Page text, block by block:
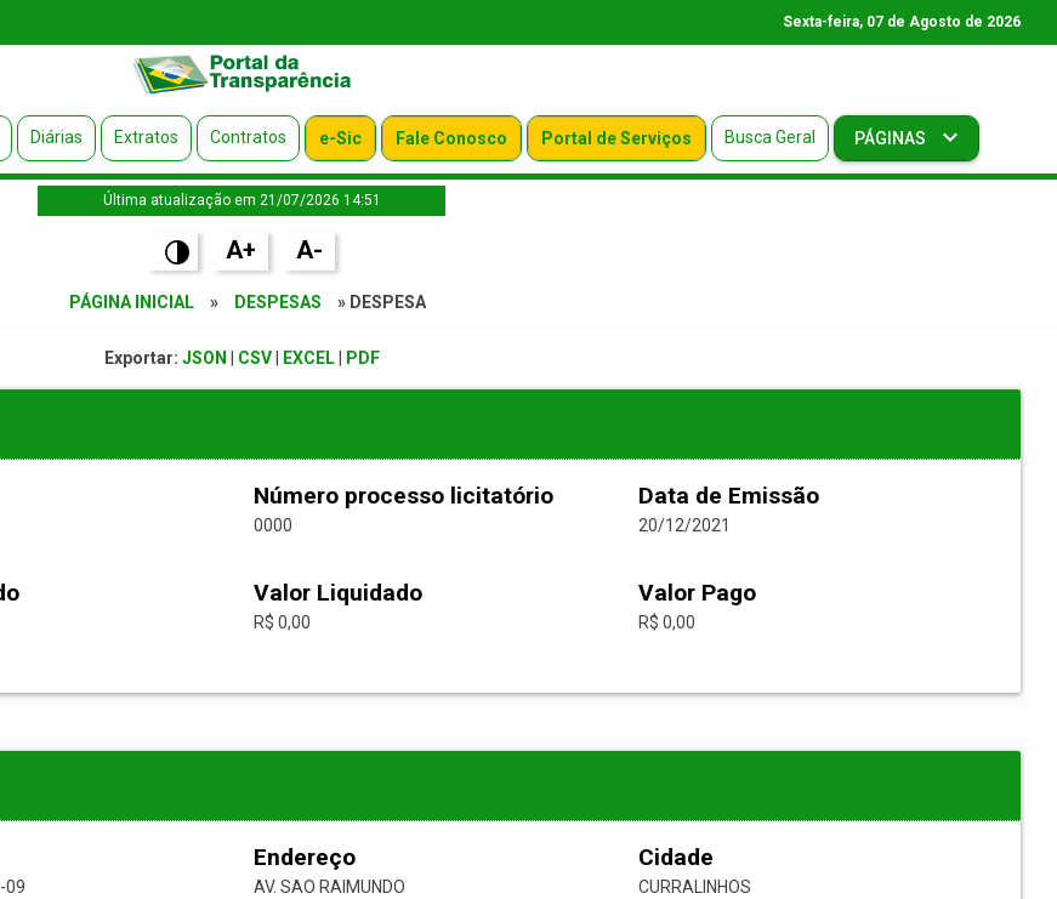
Sexta-feira, 07 de Agosto de 2026
Diárias Extratos Contratos e-Sic Fale Conosco Portal de Serviços Busca Geral PÁGINAS
Última atualização em 21/07/2026 14:51
A+ A-
PÁGINA INICIAL » DESPESAS » DESPESA
Exportar: JSON CSV| EXCEL| PDF
Número processo licitatório
0000
Data de Emissão
20/12/2021
Valor Liquidado
R$ 0,00
Valor Pago
R$ 0,00
09
Endereço
AV. SAO RAIMUNDO
Cidade
CURRALINHOS